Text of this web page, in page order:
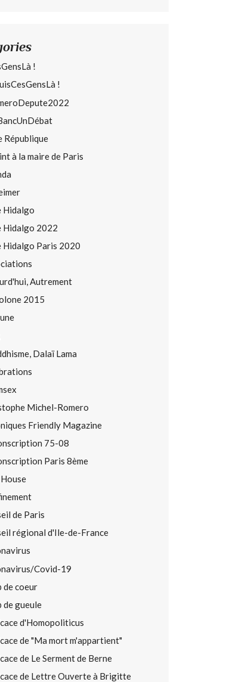
!
!
République
à la maire de Paris
Hidalgo
Hidalgo 2022
Hidalgo Paris 2020
Autrement
2015
Dalaï Lama
Michel-Romero
Friendly Magazine
75-08
Paris 8ème
de Paris
régional d'Ile-de-France
Covid-19
de coeur
de gueule
d'Homopoliticus
de "Ma mort m'appartient"
de Le Serment de Berne
de Lettre Ouverte à Brigitte